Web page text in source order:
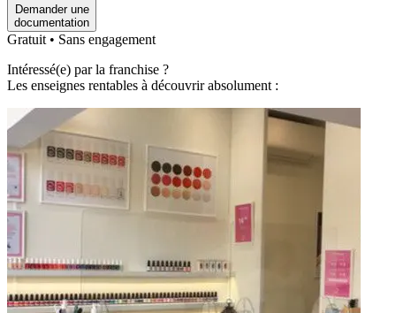
Demander une
documentation
Gratuit • Sans engagement
Intéressé(e) par la franchise ?
Les enseignes rentables à découvrir absolument :